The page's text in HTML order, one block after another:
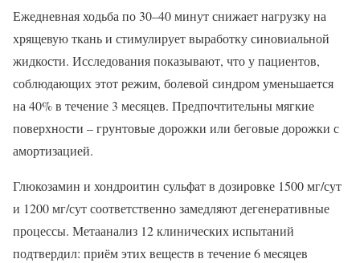
Ежедневная ходьба по 30–40 минут снижает нагрузку на
хрящевую ткань и стимулирует выработку синовиальной
жидкости. Исследования показывают, что у пациентов,
соблюдающих этот режим, болевой синдром уменьшается
на 40% в течение 3 месяцев. Предпочтительны мягкие
поверхности – грунтовые дорожки или беговые дорожки с
амортизацией.
Глюкозамин и хондроитин сульфат в дозировке 1500 мг/сут
и 1200 мг/сут соответственно замедляют дегенеративные
процессы. Метаанализ 12 клинических испытаний
подтвердил: приём этих веществ в течение 6 месяцев